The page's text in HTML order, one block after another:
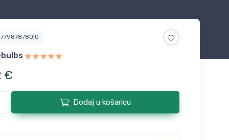
€
Dodaj u košaricu